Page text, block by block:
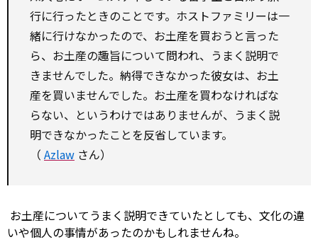
行に行ったときのことです。ホストファミリーは一
緒に行けなかったので、お土産を買おうと言った
ら、お土産の趣旨について問われ、うまく説明で
きませんでした。納得できなかった彼女は、お土
産を買いませんでした。お土産を買わなければな
らない、というわけではありませんが、うまく説
明できなかったことを反省しています。
（ Azlaw さん）
お土産についてうまく説明できていたとしても、文化の違
いや個人の事情があったのかもしれませんね。